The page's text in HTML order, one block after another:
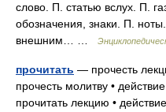
слово. П. статью вслух. П.
обозначения, знаки. П.
внешним… …
прочитать — прочесть
прочесть молитву •
прочитать лекцию •